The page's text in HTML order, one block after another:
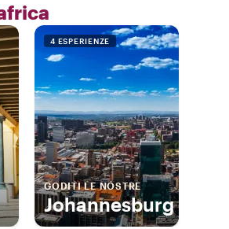
4 ESPERIENZE
GODITI LE NOSTRE
Johannesburg